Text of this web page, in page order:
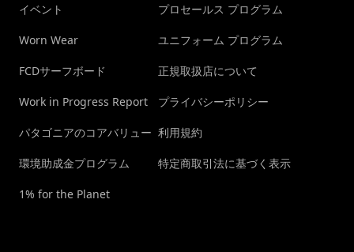
イベント
Worn Wear
FCDサーフボード
Work in Progress Report
パタゴニアのコアバリュー
環境助成金プログラム
1% for the Planet
プロセールス プログラム
ユニフォーム プログラム
正規取扱店について
プライバシーポリシー
利用規約
特定商取引法に基づく表示